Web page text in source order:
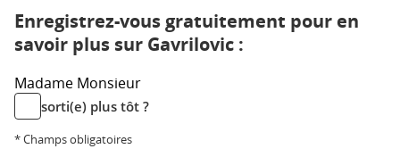
Enregistrez-vous gratuitement pour en
savoir plus sur Gavrilovic :
Madame Monsieur
sorti(e) plus tôt ?
* Champs obligatoires